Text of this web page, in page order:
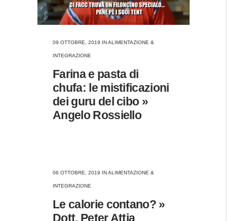
09 OTTOBRE, 2019 INALIMENTAZIONE &
INTEGRAZIONE
Farina e pasta di
chufa: le mistificazioni
dei guru del cibo »
Angelo Rossiello
06 OTTOBRE, 2019 INALIMENTAZIONE &
INTEGRAZIONE
Le calorie contano? »
Dott. Peter Attia